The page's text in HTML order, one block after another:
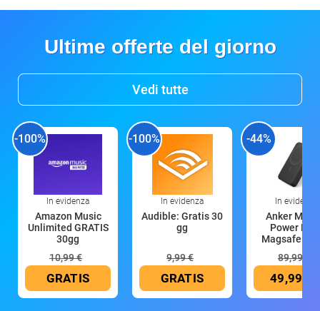
Ultime offerte del giorno
Vedi tutte
-100%
In evidenza
Amazon Music
Unlimited GRATIS
30gg
10,99 €
GRATIS
-100%
In evidenza
Audible: Gratis 30
gg
9,99 €
GRATIS
-44%
In evidenza
Anker
Power
Magsafe
89,99 €
49,99 €